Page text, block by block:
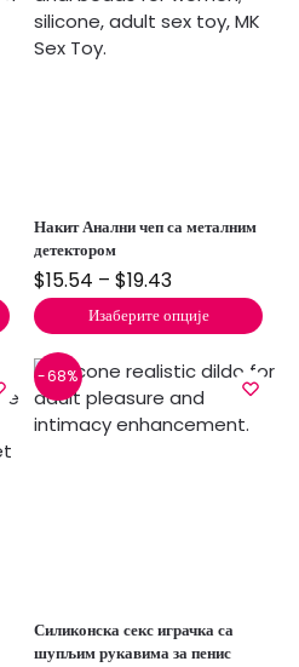
Накит Анални чеп са металним
детектором
$15.54 – $19.43
Изаберите опције
-68%
Силиконска секс играчка са
шупљим рукавима за пенис